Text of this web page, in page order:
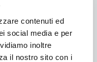
contenuti ed
social media e per
inoltre
il nostro sito con i
esistente.